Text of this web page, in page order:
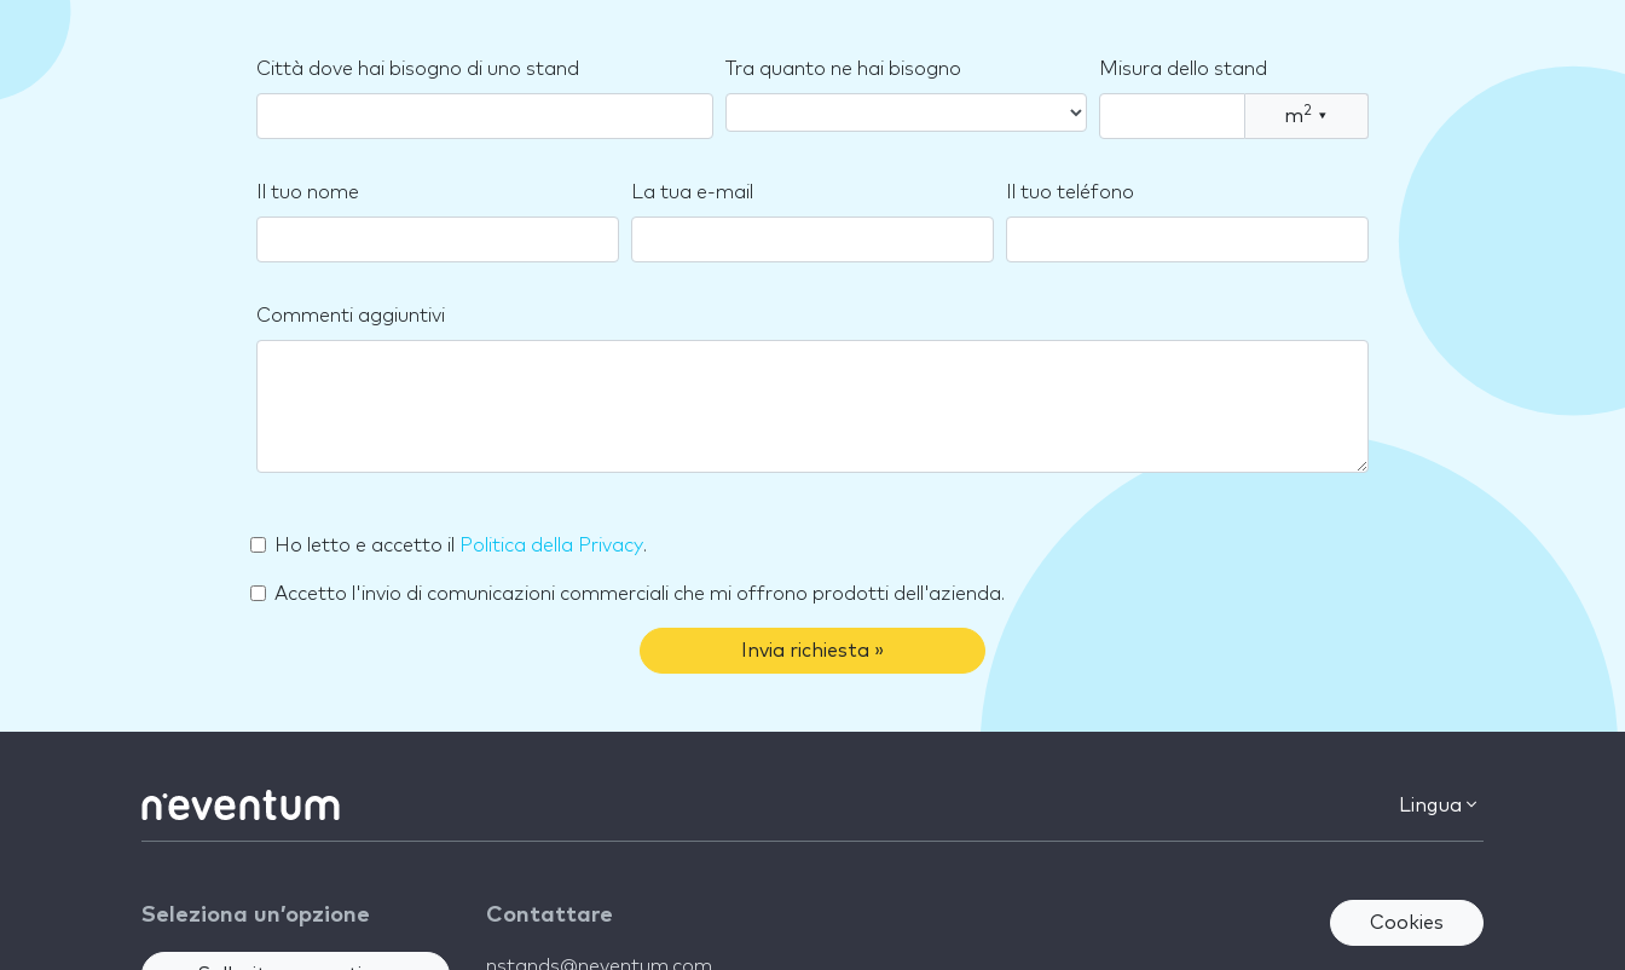
Città dove hai bisogno di uno stand Tra quanto ne hai bisogno Misura dello stand
m2 ▾
Il tuo nome La tua e-mail Il tuo teléfono
Commenti aggiuntivi
Ho letto e accetto il Politica della Privacy.
Accetto l'invio di comunicazioni commerciali che mi offrono prodotti dell'azienda.
Invia richiesta »
Lingua
Seleziona un’opzione Contattare Cookies